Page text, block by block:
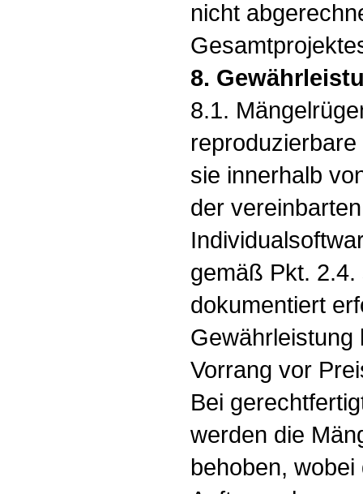
nicht
8.
8.1.
sie innerhalb
der
gemäß Pkt. 2.4.
dokumentiert
Gewährleistung
Vorrang vor
Bei
werden die
behoben,